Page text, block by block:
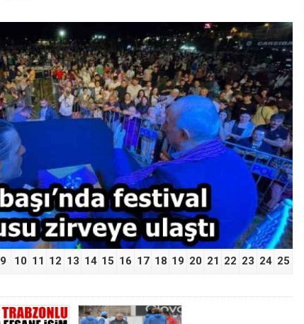
9 10 11 12 13 14 15 16 17 18 19 20 21 22 23 24 25